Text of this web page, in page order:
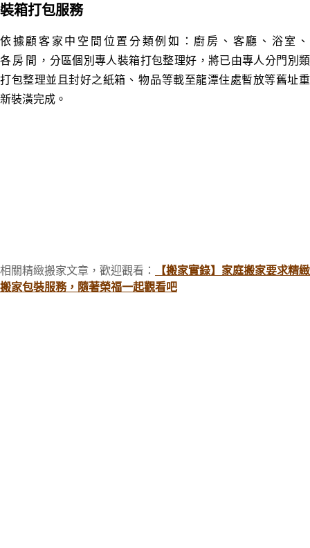
裝箱打包服務
依據顧客家中空間位置分類例如：廚房、客廳、浴室、
各房間 ，分區個別專人裝箱打包整理好 ， 將已由專人分門別類
打包整理並且封好之紙箱 、物品等載至龍潭住處暫放等舊址重
新裝潢完成 。
相關精緻搬家文章，歡迎觀看：
【搬家實錄】家庭搬家要求精緻
搬家包裝服務，隨著榮福一起觀看吧